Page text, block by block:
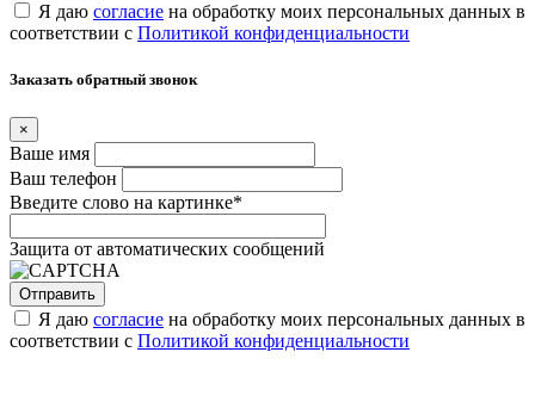
Я даю согласие на обработку моих персональных данных в
соответствии с Политикой конфиденциальности
Заказать обратный звонок
×
Ваше имя
Ваш телефон
Введите слово на картинке*
Защита от автоматических сообщений
Я даю согласие на обработку моих персональных данных в
соответствии с Политикой конфиденциальности